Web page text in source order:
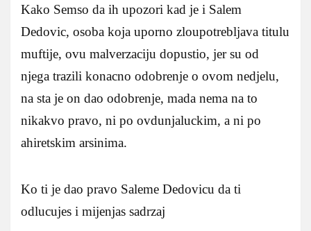
Kako Semso da ih upozori kad je i Salem
Dedovic, osoba koja uporno zloupotrebljava titulu
muftije, ovu malverzaciju dopustio, jer su od
njega trazili konacno odobrenje o ovom nedjelu,
na sta je on dao odobrenje, mada nema na to
nikakvo pravo, ni po ovdunjaluckim, a ni po
ahiretskim arsinima.
Ko ti je dao pravo Saleme Dedovicu da ti
odlucujes i mijenjas sadrzaj